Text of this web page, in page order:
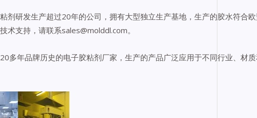
剂研发生产超过20年的公司，拥有大型独立生产基地，生产的胶水符合
术支持，请联系sales@molddl.com。
多年品牌历史的电子胶粘剂厂家，生产的产品广泛应用于不同行业、材